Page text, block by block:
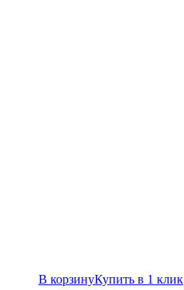
В корзинуКупить в 1 клик